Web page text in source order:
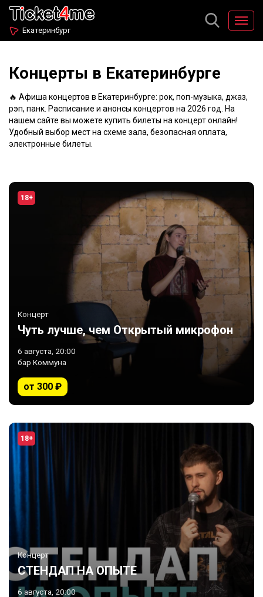
Екатеринбург
Концерты в Екатеринбурге
🔥 Афиша концертов в Екатеринбурге: рок, поп-музыка, джаз,
рэп, панк. Расписание и анонсы концертов на 2026 год. На
нашем сайте вы можете купить билеты на концерт онлайн!
Удобный выбор мест на схеме зала, безопасная оплата,
электронные билеты.
18+
Концерт
Чуть лучше, чем Открытый микрофон
6 августа, 20:00
бар Коммуна
от 300 ₽
18+
Концерт
СТЕНДАП НА ОПЫТЕ
6 августа, 20:00